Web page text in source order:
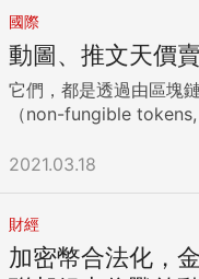
國際
動圖、推文天價
它們，都是透過由區塊
（non-fungible tokens,
2021.03.18
財經
加密幣合法化，